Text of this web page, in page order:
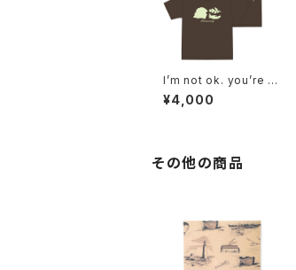
I’m not ok. you’re n
ot ok. and that’s ok.
T-Shirts
¥4,000
その他の商品